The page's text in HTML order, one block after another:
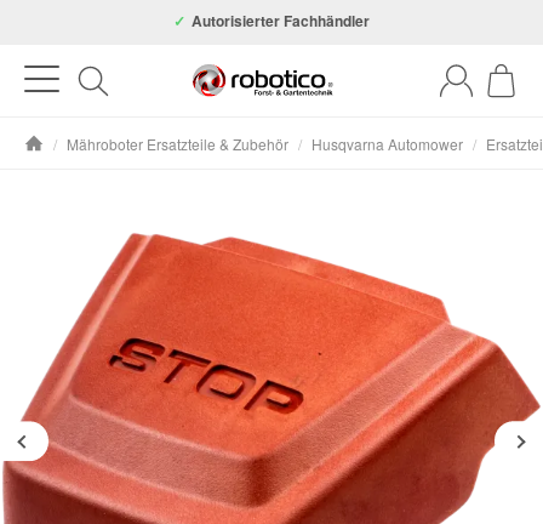
Autorisierter Fachhändler
/ Mähroboter Ersatzteile & Zubehör / Husqvarna Automower /